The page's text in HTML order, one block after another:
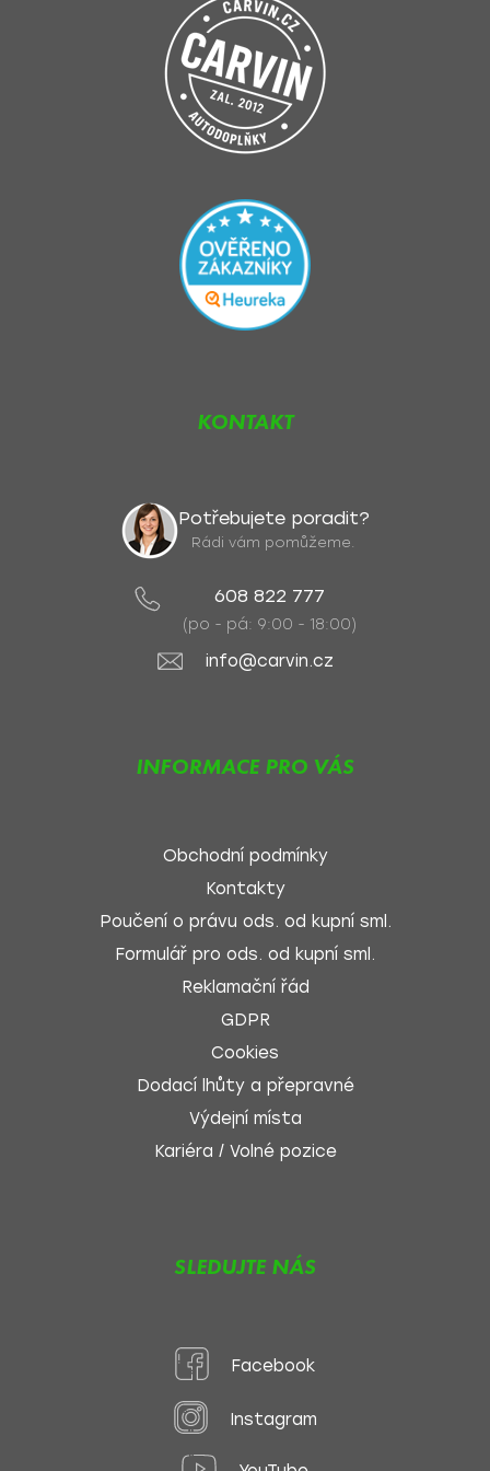
KONTAKT
Potřebujete poradit?
Rádi vám pomůžeme.
608 822 777
(po - pá: 9:00 - 18:00)
info@carvin.cz
INFORMACE PRO VÁS
Obchodní podmínky
Kontakty
Poučení o právu ods. od kupní sml.
Formulář pro ods. od kupní sml.
Reklamační řád
GDPR
Cookies
Dodací lhůty a přepravné
Výdejní místa
Kariéra / Volné pozice
SLEDUJTE NÁS
Facebook
Instagram